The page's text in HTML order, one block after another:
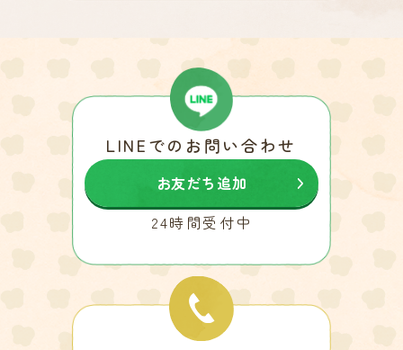
LINEでのお問い合わせ
お友だち追加
24時間受付中